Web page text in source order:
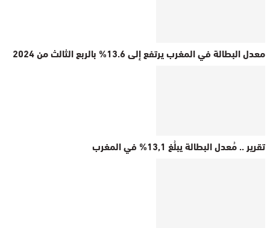
معدل البطالة في المغرب يرتفع إلى 13.6% بالربع الثالث من 2024
تقرير .. مُعدل البطالة يبلُغ 13,1% في المغرب